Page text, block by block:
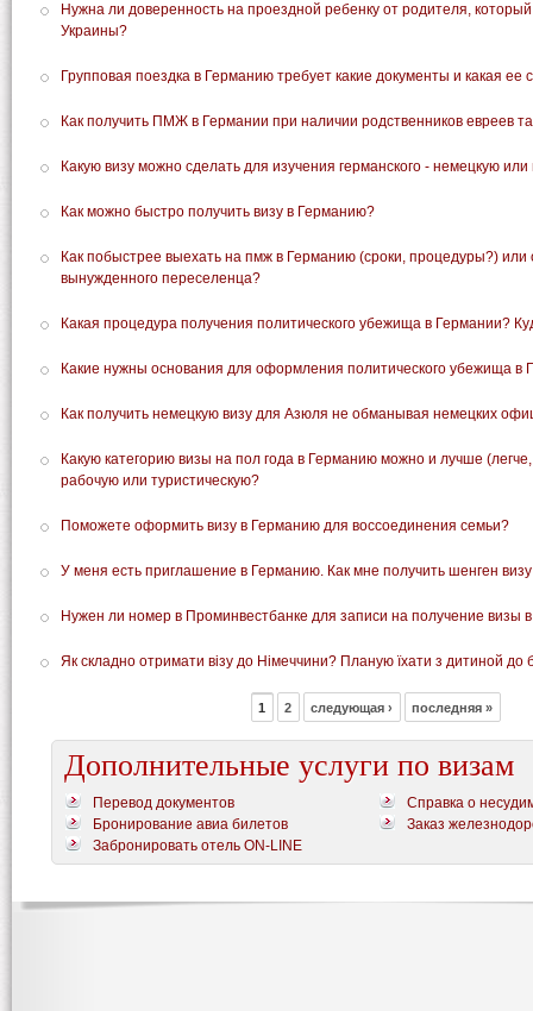
Нужна ли доверенность на проездной ребенку от родителя,
Украины?
Групповая поездка в Германию требует какие документы и какая ее
Как получить ПМЖ в Германии при наличии родственников евреев
Какую визу можно сделать для изучения германского - немецкую или
Как можно быстро получить визу в Германию?
Как побыстрее выехать на пмж в Германию (сроки, процедуры?) или
вынужденного переселенца?
Какая процедура получения политического убежища в Германии?
Какие нужны основания для оформления политического убежища в
Как получить немецкую визу для Азюля не обманывая немецких
Какую категорию визы на пол года в Германию можно и лучше
рабочую или туристическую?
Поможете оформить визу в Германию для воссоединения семьи?
У меня есть приглашение в Германию. Как мне получить шенген визу
Нужен ли номер в Проминвестбанке для записи на получение визы
Як складно отримати візу до Німеччини? Планую їхати з дитиной до
1 2 следующая › последняя »
Дополнительные услуги по визам
Перевод документов
Справка о
Бронирование авиа билетов
Заказ
Забронировать отель ON-LINE